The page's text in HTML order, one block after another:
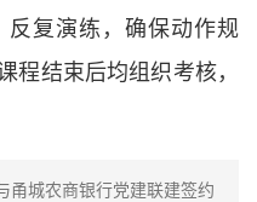
复演练，确保动作规
程结束后均组织考核，
甬城农商银行党建联建签约